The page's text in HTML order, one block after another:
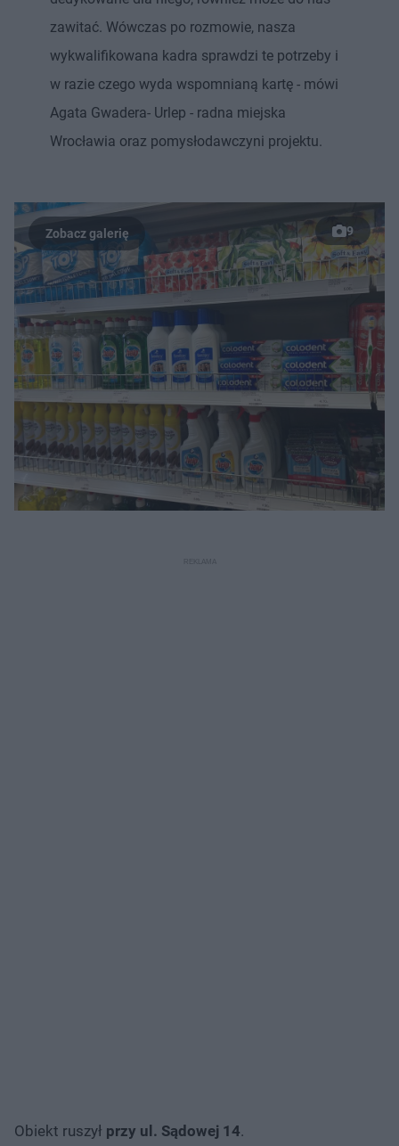
zawitać. Wówczas po rozmowie, nasza
wykwalifikowana kadra sprawdzi te potrzeby i
w razie czego wyda wspomnianą kartę - mówi
Agata Gwadera- Urlep - radna miejska
Wrocławia oraz pomysłodawczyni projektu.
9
Obiekt ruszył przy ul. Sądowej 14.